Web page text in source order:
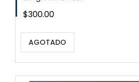
Precio
$300.00
AGOTADO